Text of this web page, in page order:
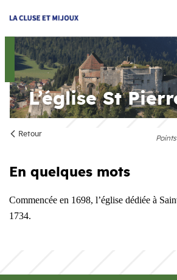
L’église St
Retour
En quelques mots
Commencée en 1698, l’église dédiée à
1734.